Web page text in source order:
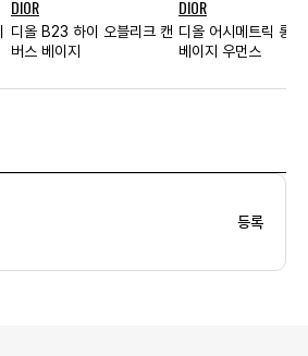
DIOR
디올 B23 하이 오블리크 캔
버스 베이지
DIOR
디올 어시메트릭 롱
베이지 우먼스
등록